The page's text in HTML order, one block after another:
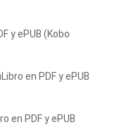
y ePUB (Kobo
en PDF y ePUB
en PDF y ePUB